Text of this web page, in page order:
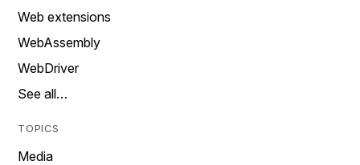
Web extensions
WebAssembly
WebDriver
See all…
TOPICS
Media